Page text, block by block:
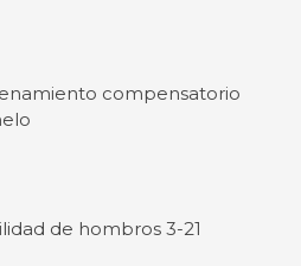
compensatorio
de hombros 3-21